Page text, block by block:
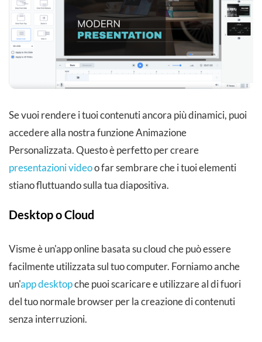
Se vuoi rendere i tuoi contenuti ancora più dinamici, puoi
accedere alla nostra funzione Animazione
Personalizzata. Questo è perfetto per creare
presentazioni videoo far sembrare che i tuoi elementi
stiano fluttuando sulla tua diapositiva.
Desktop o Cloud
Visme è un'app online basata su cloud che può essere
facilmente utilizzata sul tuo computer. Forniamo anche
un'app desktopche puoi scaricare e utilizzare al di fuori
del tuo normale browser per la creazione di contenuti
senza interruzioni.